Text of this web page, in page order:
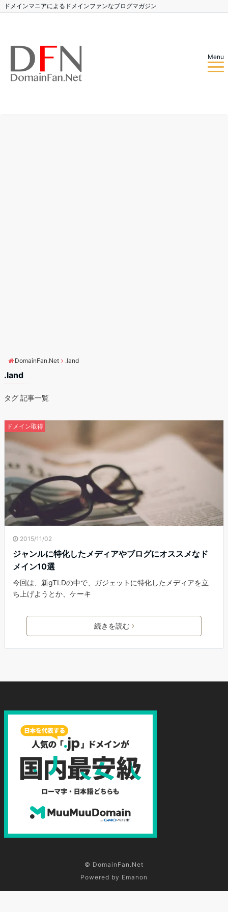
ドメインマニアによるドメインファンなブログマガジン
Menu
DomainFan.Net .land
.land
タグ 記事一覧
ドメイン取得
2015/11/02
ジャンルに特化したメディアやブログにオススメなド
メイン10選
今回は、新gTLDの中で、ガジェットに特化したメディアを立
ち上げようとか、ケーキ
続きを読む
© DomainFan.Net
Powered by Emanon